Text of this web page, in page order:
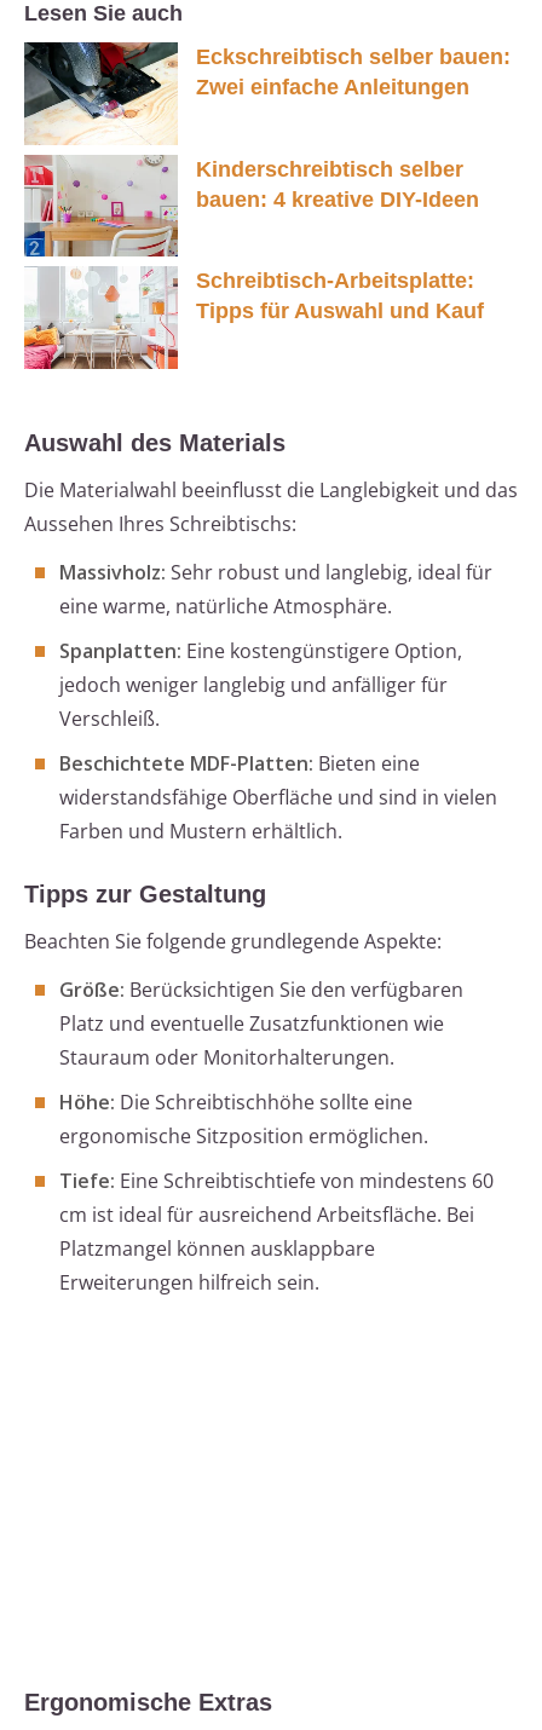
Lesen Sie auch
Eckschreibtisch selber bauen:
Zwei einfache Anleitungen
Kinderschreibtisch selber
bauen: 4 kreative DIY-Ideen
Schreibtisch-Arbeitsplatte:
Tipps für Auswahl und Kauf
Auswahl des Materials
Die Materialwahl beeinflusst die Langlebigkeit und das
Aussehen Ihres Schreibtischs:
Massivholz: Sehr robust und langlebig, ideal für
eine warme, natürliche Atmosphäre.
Spanplatten: Eine kostengünstigere Option,
jedoch weniger langlebig und anfälliger für
Verschleiß.
Beschichtete MDF-Platten: Bieten eine
widerstandsfähige Oberfläche und sind in vielen
Farben und Mustern erhältlich.
Tipps zur Gestaltung
Beachten Sie folgende grundlegende Aspekte:
Größe: Berücksichtigen Sie den verfügbaren
Platz und eventuelle Zusatzfunktionen wie
Stauraum oder Monitorhalterungen.
Höhe: Die Schreibtischhöhe sollte eine
ergonomische Sitzposition ermöglichen.
Tiefe: Eine Schreibtischtiefe von mindestens 60
cm ist ideal für ausreichend Arbeitsfläche. Bei
Platzmangel können ausklappbare
Erweiterungen hilfreich sein.
Ergonomische Extras